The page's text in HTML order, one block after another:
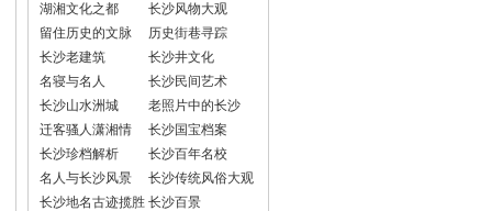
湖湘文化之都
长沙风物大观
留住历史的文脉
历史街巷寻踪
长沙老建筑
长沙井文化
名寝与名人
长沙民间艺术
长沙山水洲城
老照片中的长沙
迁客骚人潇湘情
长沙国宝档案
长沙珍档解析
长沙百年名校
名人与长沙风景
长沙传统风俗大观
长沙地名古迹揽胜 长沙百景